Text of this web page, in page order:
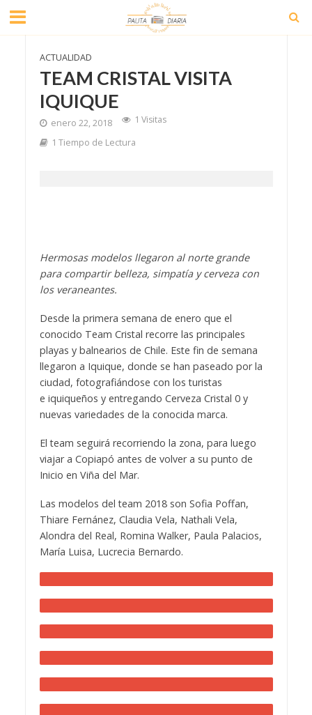
ACTUALIDAD
TEAM CRISTAL VISITA
IQUIQUE
enero 22, 2018
1 Visitas
1 Tiempo de Lectura
Hermosas modelos llegaron al norte grande
para compartir belleza, simpatía y cerveza con
los veraneantes.
Desde la primera semana de enero que el
conocido Team Cristal recorre las principales
playas y balnearios de Chile. Este fin de semana
llegaron a Iquique, donde se han paseado por la
ciudad, fotografiándose con los turistas
e iquiqueños y entregando Cerveza Cristal 0 y
nuevas variedades de la conocida marca.
El team seguirá recorriendo la zona, para luego
viajar a Copiapó antes de volver a su punto de
Inicio en Viña del Mar.
Las modelos del team 2018 son Sofia Poffan,
Thiare Fernánez, Claudia Vela, Nathali Vela,
Alondra del Real, Romina Walker, Paula Palacios,
María Luisa, Lucrecia Bernardo.